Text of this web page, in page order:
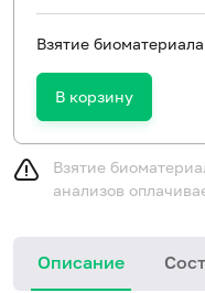
Взятие
В корзину
Взятие
анализов
Описание